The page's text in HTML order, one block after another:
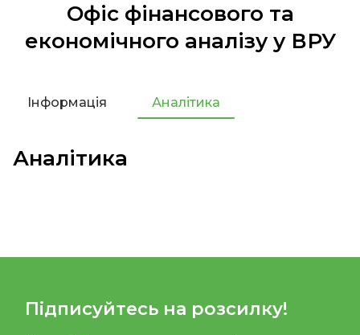
Офіс фінансового та
економічного аналізу у ВРУ
Інформація Аналітика
Аналітика
Підписуйтесь на розсилку!